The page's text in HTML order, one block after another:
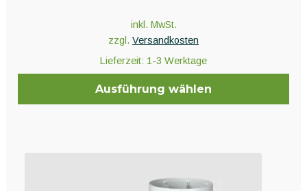
inkl. MwSt.
zzgl. Versandkosten
Lieferzeit: 1-3 Werktage
Ausführung wählen